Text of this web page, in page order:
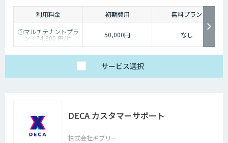
利用料金 初期費用
無料プラン
①マルチテナントプラ
ン：74,800 円/月
②スタータープラン：
149,800円/月
50,000円 なし
サービス選択
DECA カスタマーサポート
株式会社ギブリー